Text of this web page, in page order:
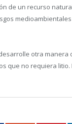
de un recurso
otra manera
que no requiera